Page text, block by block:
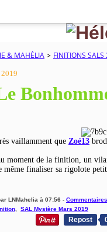
& MAHÉLIA > FINITIONS
vaillamment que Zoé13
moment de la finition, un
même finaliser sa rigolote
LNMahelia à 07:56 -
SAL Mystère Mars 2019
Repost